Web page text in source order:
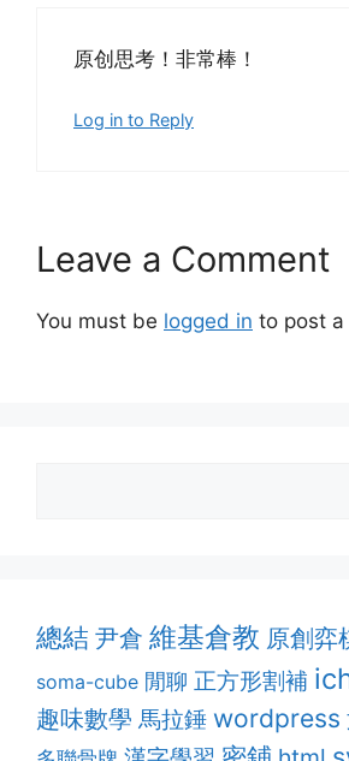
原创思考！非常棒！
Log in to Reply
Leave a Comment
You must be logged in to post a
總結 尹倉 維基倉教 原創弈
soma-cube 閒聊 正方形割補
趣味數學 馬拉錘 wordpress